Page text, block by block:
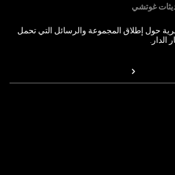
غوتشي
حول إطلاق المجموعة والرسائل التي تحمل
الدار.